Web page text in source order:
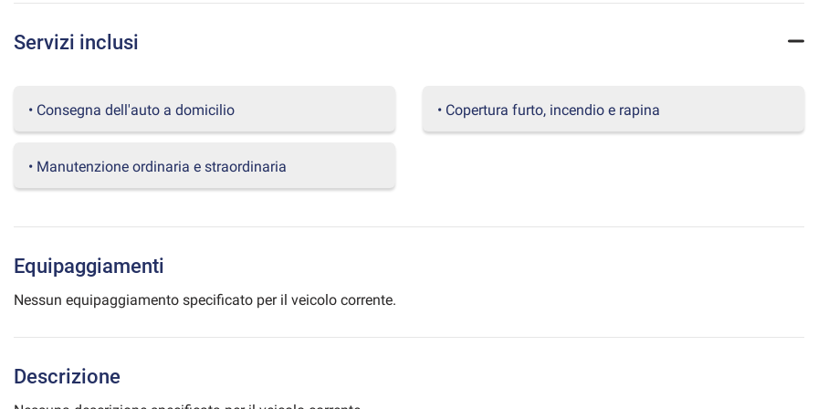
Servizi inclusi
• Consegna dell'auto a domicilio • Copertura furto, incendio e rapina
• Manutenzione ordinaria e straordinaria
Equipaggiamenti
Nessun equipaggiamento specificato per il veicolo corrente.
Descrizione
strumenti
di
rimanda
policy.
le
tue
in